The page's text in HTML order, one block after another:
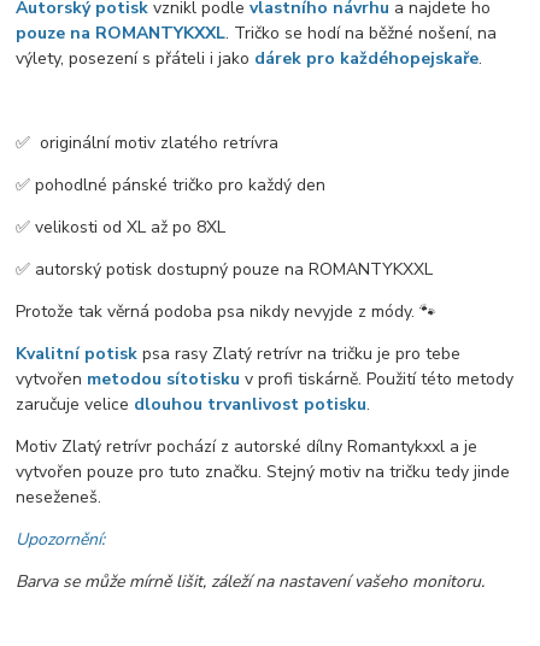
Autorský potisk vznikl podlevlastního návrhu a najdete ho
pouze na ROMANTYKXXL. Tričko se hodí na běžné nošení, na
výlety, posezení s přáteli i jako dárek pro každéhopejskaře.
✅️ originální motiv zlatého retrívra
✅️ pohodlné pánské tričko pro každý den
✅️ velikosti od XL až po 8XL
✅️ autorský potisk dostupný pouze na ROMANTYKXXL
Protože tak věrná podoba psa nikdy nevyjde z módy. 🐾
Kvalitní potisk psa rasy Zlatý retrívr na tričku je pro tebe
vytvořen metodou sítotisku v profi tiskárně. Použití této metody
zaručuje velice dlouhou trvanlivost potisku.
Motiv Zlatý retrívr pochází z autorské dílny Romantykxxl a je
vytvořen pouze pro tuto značku. Stejný motiv na tričku tedy jinde
neseženeš.
Upozornění:
Barva se může mírně lišit, záleží na nastavení vašeho monitoru.